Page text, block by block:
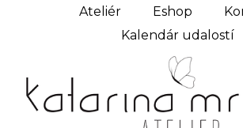
Ateliér Eshop
Kalendár udalostí